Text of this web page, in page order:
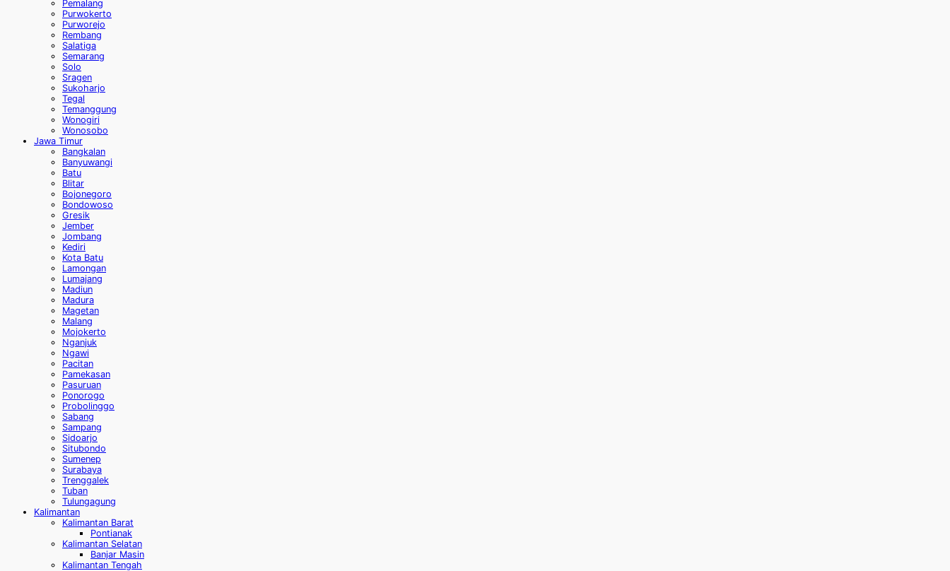
Pemalang
Purwokerto
Purworejo
Rembang
Salatiga
Semarang
Solo
Sragen
Sukoharjo
Tegal
Temanggung
Wonogiri
Wonosobo
Jawa Timur
Bangkalan
Banyuwangi
Batu
Blitar
Bojonegoro
Bondowoso
Gresik
Jember
Jombang
Kediri
Kota Batu
Lamongan
Lumajang
Madiun
Madura
Magetan
Malang
Mojokerto
Nganjuk
Ngawi
Pacitan
Pamekasan
Pasuruan
Ponorogo
Probolinggo
Sabang
Sampang
Sidoarjo
Situbondo
Sumenep
Surabaya
Trenggalek
Tuban
Tulungagung
Kalimantan
Kalimantan Barat
Pontianak
Kalimantan Selatan
Banjar Masin
Kalimantan Tengah